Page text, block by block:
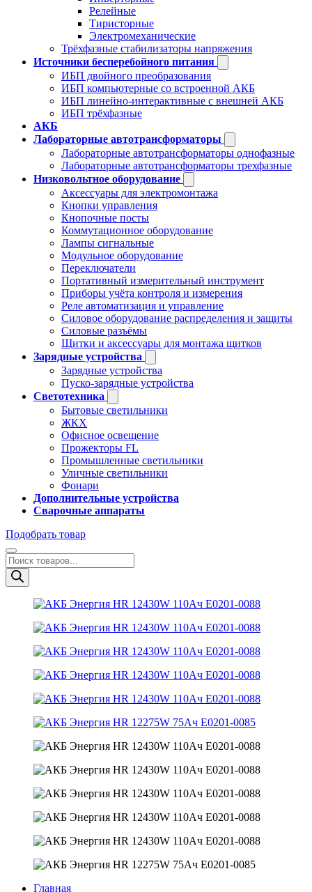
Релейные
Тиристорные
Электромеханические
Трёхфазные стабилизаторы напряжения
Источники бесперебойного питания
ИБП двойного преобразования
ИБП компьютерные со встроенной АКБ
ИБП линейно-интерактивные с внешней АКБ
ИБП трёхфазные
АКБ
Лабораторные автотрансформаторы
Лабораторные автотрансформаторы однофазные
Лабораторные автотрансформаторы трехфазные
Низковольтное оборудование
Аксессуары для электромонтажа
Кнопки управления
Кнопочные посты
Коммутационное оборудование
Лампы сигнальные
Модульное оборудование
Переключатели
Портативный измерительный инструмент
Приборы учёта контроля и измерения
Реле автоматизация и управление
Силовое оборудование распределения и защиты
Силовые разъёмы
Щитки и аксессуары для монтажа щитков
Зарядные устройства
Зарядные устройства
Пуско-зарядные устройства
Светотехника
Бытовые светильники
ЖКХ
Офисное освещение
Прожекторы FL
Промышленные светильники
Уличные светильники
Фонари
Дополнительные устройства
Сварочные аппараты
Подобрать товар
Поиск
товаров
Главная